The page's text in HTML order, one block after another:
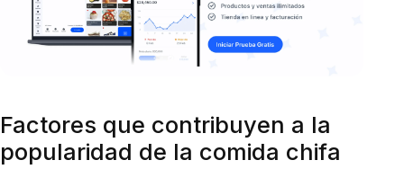
Factores que contribuyen a la
popularidad de la comida chifa